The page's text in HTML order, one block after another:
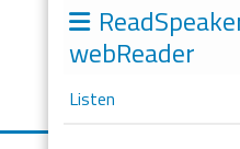
webReader
Listen